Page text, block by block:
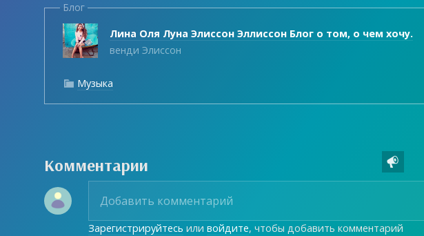
Блог
Лина Оля Луна Элиссон Эллиссон Блог о том, о чем хочу.
венди Элиссон
 Музыка
Комментарии 
Зарегистрируйтесь иливойдите, чтобы добавить комментарий